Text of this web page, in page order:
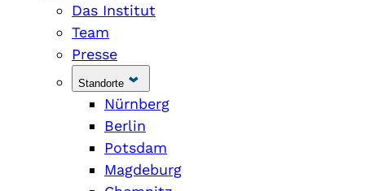
Das Institut
Team
Presse
Standorte
Nürnberg
Berlin
Potsdam
Magdeburg